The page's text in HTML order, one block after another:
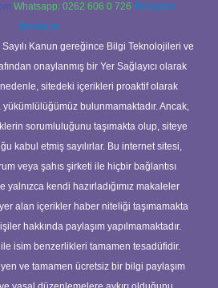
Whatsapp: 0262 606 0 726 Telegram:
@karabul
Kanun gereğince Bilgi Teknolojileri ve
onaylanmış bir Yer Sağlayıcı olarak
sitedeki içerikleri proaktif olarak
bulunmamaktadır. Ancak,
sorumluluğunu taşımakta olup, siteye
kabul etmiş sayılırlar. Bu internet sitesi,
veya şahıs şirketi ile hiçbir bağlantısı
yalnızca kendi hazırladığımız makaleler
alan içerikler haber niteliği taşımamakta
hakkında paylaşım yapılmamaktadır.
isim benzerlikleri tamamen tesadüfidir.
ve tamamen ücretsiz bir bilgi paylaşım